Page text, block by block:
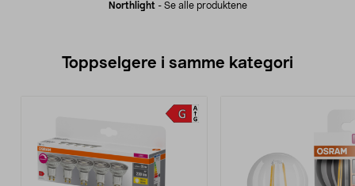
Northlight - Se alle produktene
Toppselgere i samme kategori